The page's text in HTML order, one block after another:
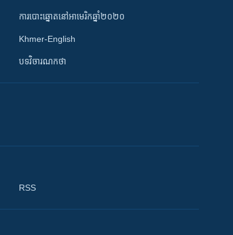
ការបោះឆ្នោតនៅអាមេរិកឆ្នាំ២០២០
Khmer-English
បទវិចារណកថា
RSS